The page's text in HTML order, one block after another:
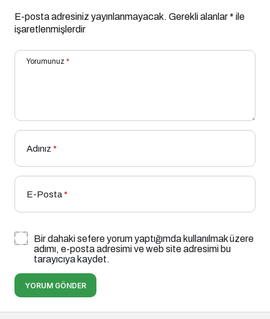
E-posta adresiniz yayınlanmayacak. Gerekli alanlar* ile
işaretlenmişlerdir
Yorumunuz *
Adınız *
E-Posta*
Bir dahaki sefere yorum yaptığımda kullanılmak üzere
adımı, e-posta adresimi ve web site adresimi bu
tarayıcıya kaydet.
YORUM GÖNDER